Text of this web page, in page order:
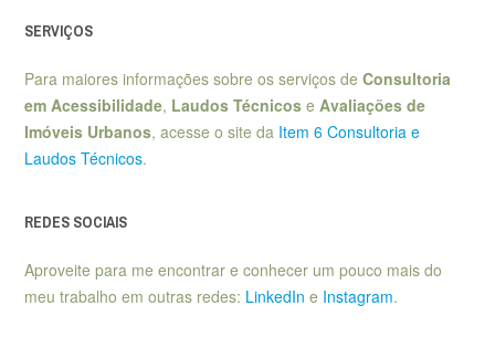
SERVIÇOS
Para maiores informações sobre os serviços de Consultoria
em Acessibilidade, Laudos Técnicos e Avaliações de
Imóveis Urbanos, acesse o site da Item 6 Consultoria e
Laudos Técnicos.
REDES SOCIAIS
Aproveite para me encontrar e conhecer um pouco mais do
meu trabalho em outras redes: LinkedIn e Instagram.